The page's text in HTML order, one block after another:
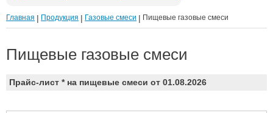
Главная | Продукция | Газовые смеси | Пищевые газовые смеси
Пищевые газовые смеси
Прайс-лист * на пищевые смеси от 01.08.2026